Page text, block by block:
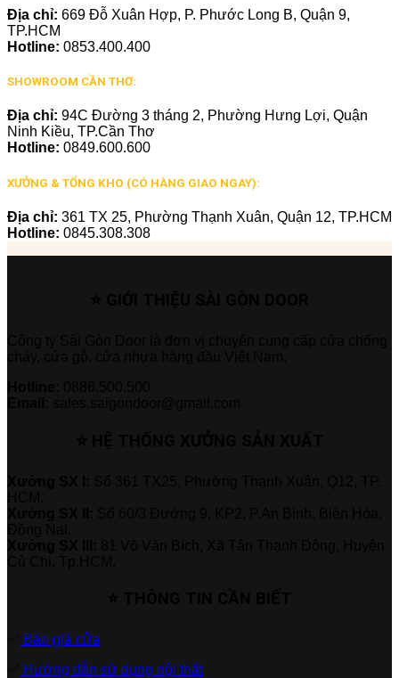
Địa chỉ: 669 Đỗ Xuân Hợp, P. Phước Long B, Quận 9,
TP.HCM
Hotline: 0853.400.400
SHOWROOM CẦN THƠ:
Địa chỉ: 94C Đường 3 tháng 2, Phường Hưng Lợi, Quận
Ninh Kiều, TP.Cần Thơ
Hotline: 0849.600.600
XƯỞNG & TỔNG KHO (CÓ HÀNG GIAO NGAY):
Địa chỉ: 361 TX 25, Phường Thạnh Xuân, Quận 12, TP.HCM
Hotline: 0845.308.308
Báo giá cửa
Hướng dẫn sử dụng nội thất